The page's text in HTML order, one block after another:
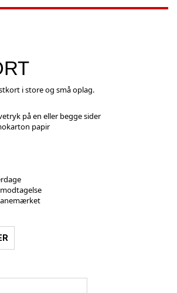
i store og små oplag.
på en eller begge sider
papir